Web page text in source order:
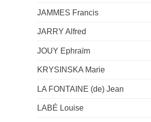
JAMMES Francis
JARRY Alfred
JOUY Ephraïm
KRYSINSKA Marie
LA FONTAINE (de) Jean
LABÉ Louise